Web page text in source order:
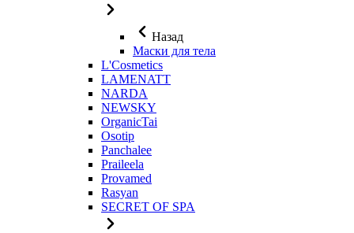
Назад
Маски для тела
L'Cosmetics
LAMENATT
NARDA
NEWSKY
OrganicTai
Osotip
Panchalee
Praileela
Provamed
Rasyan
SECRET OF SPA